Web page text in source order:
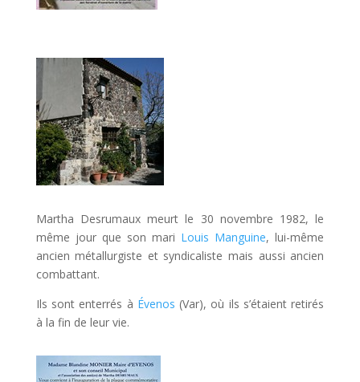
Martha Desrumaux meurt le 30 novembre 1982, le
même jour que son mari Louis Manguine, lui-même
ancien métallurgiste et syndicaliste mais aussi ancien
combattant.
Ils sont enterrés à Évenos (Var), où ils s’étaient retirés
à la fin de leur vie.